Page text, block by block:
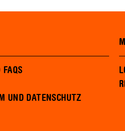
FAQS
UND DATENSCHUTZ